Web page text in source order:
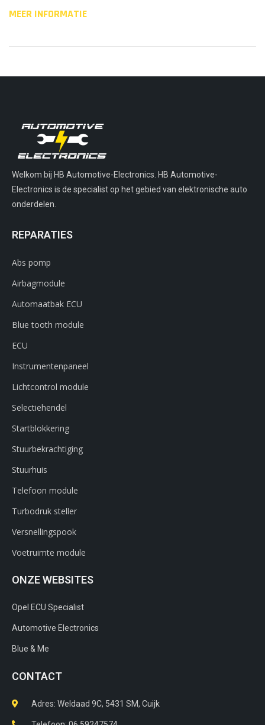
MEER INFORMATIE
Welkom bij HB Automotive-Electronics. HB Automotive-
Electronics is de specialist op het gebied van elektronische auto
onderdelen.
REPARATIES
Abs pomp
Airbagmodule
Automaatbak ECU
Blue tooth module
ECU
Instrumentenpaneel
Lichtcontrol module
Selectiehendel
Startblokkering
Stuurbekrachtiging
Stuurhuis
Telefoon module
Turbodruk steller
Versnellingspook
Voetruimte module
ONZE WEBSITES
Opel ECU Specialist
Automotive Electronics
Blue & Me
CONTACT
Adres: Weldaad 9C, 5431 SM, Cuijk​